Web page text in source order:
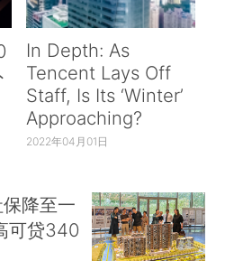
In Depth: As
Tencent Lays Off
Staff, Is Its ‘Winter’
Approaching?
2022年04月01日
降至一
可贷340